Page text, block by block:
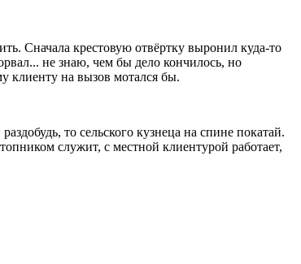
Сначала крестовую отвёртку выронил куда-то
не знаю, чем бы дело кончилось, но
клиенту на вызов мотался бы.
то сельского кузнеца на спине покатай.
служит, с местной клиентурой работает,